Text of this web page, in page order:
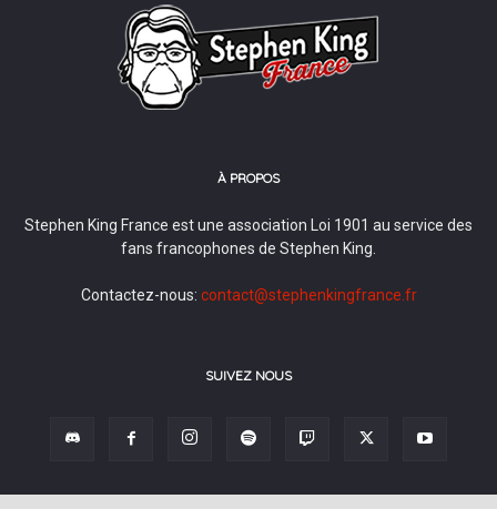
À PROPOS
Stephen King France est une association Loi 1901 au service des
fans francophones de Stephen King.
Contactez-nous: contact@stephenkingfrance.fr
SUIVEZ NOUS